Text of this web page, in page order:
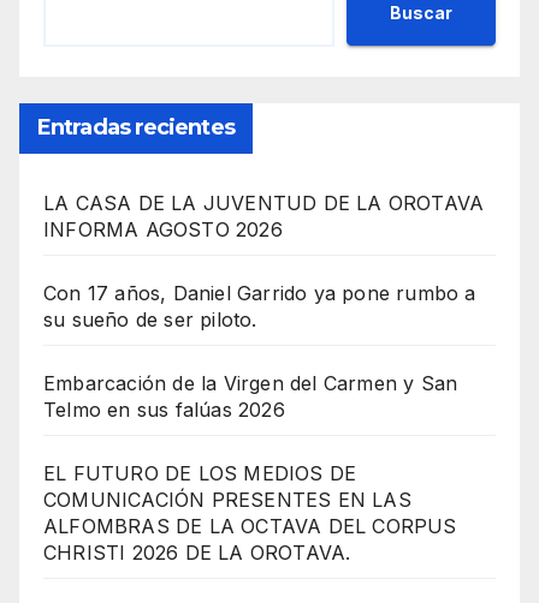
Buscar
Entradas recientes
LA CASA DE LA JUVENTUD DE LA OROTAVA
INFORMA AGOSTO 2026
Con 17 años, Daniel Garrido ya pone rumbo a
su sueño de ser piloto.
Embarcación de la Virgen del Carmen y San
Telmo en sus falúas 2026
EL FUTURO DE LOS MEDIOS DE
COMUNICACIÓN PRESENTES EN LAS
ALFOMBRAS DE LA OCTAVA DEL CORPUS
CHRISTI 2026 DE LA OROTAVA.